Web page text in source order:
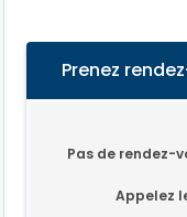
Prenez
Pas de rendez-
Appelez